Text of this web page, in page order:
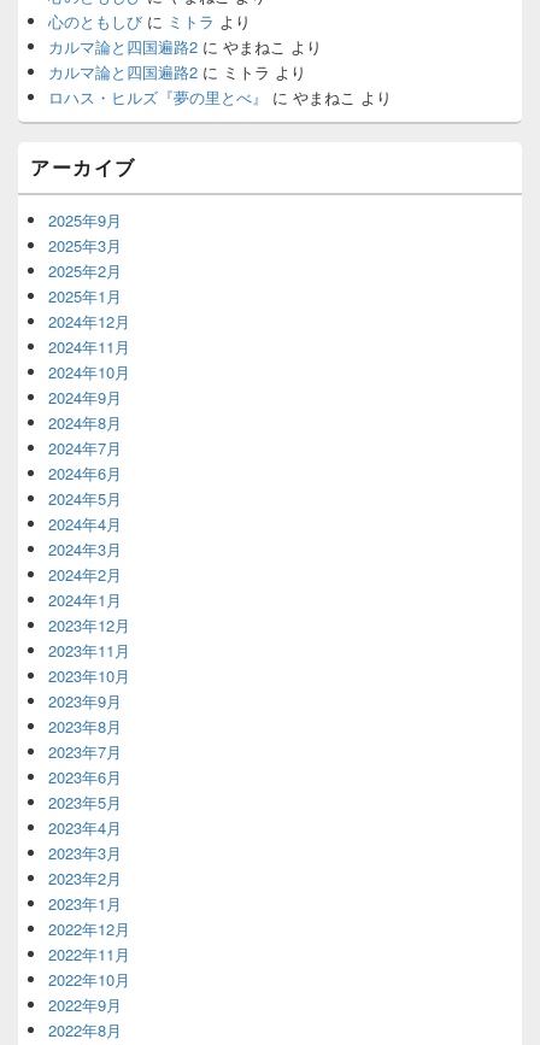
ウ
ジ
ェ
ッ
ト
リ
ア
心のともしび に ミトラ より
カルマ論と四国遍路2 に やまねこ より
カルマ論と四国遍路2 に ミトラ より
ロハス・ヒルズ『夢の里とべ』
に やまねこ より
アーカイブ
2025年9月
2025年3月
2025年2月
2025年1月
2024年12月
2024年11月
2024年10月
2024年9月
2024年8月
2024年7月
2024年6月
2024年5月
2024年4月
2024年3月
2024年2月
2024年1月
2023年12月
2023年11月
2023年10月
2023年9月
2023年8月
2023年7月
2023年6月
2023年5月
2023年4月
2023年3月
2023年2月
2023年1月
2022年12月
2022年11月
2022年10月
2022年9月
2022年8月